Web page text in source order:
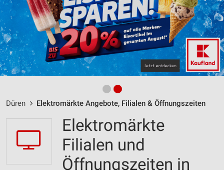
Düren Elektromärkte Angebote, Filialen & Öffnungszeiten
Elektromärkte
Filialen und
Öffnungszeiten in